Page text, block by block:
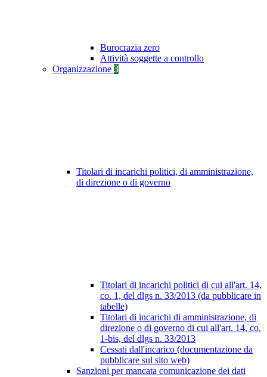
Burocrazia zero
Attività soggette a controllo
Organizzazione 3
Titolari di incarichi politici, di amministrazione,
di direzione o di governo
Titolari di incarichi politici di cui all'art. 14,
co. 1, del dlgs n. 33/2013 (da pubblicare in
tabelle)
Titolari di incarichi di amministrazione, di
direzione o di governo di cui all'art. 14, co.
1-bis, del dlgs n. 33/2013
Cessati dall'incarico (documentazione da
pubblicare sul sito web)
Sanzioni per mancata comunicazione dei dati